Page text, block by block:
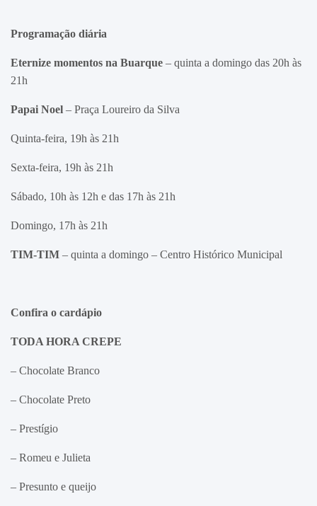
Programação diária
Eternize momentos na Buarque – quinta a domingo das 20h às
21h
Papai Noel – Praça Loureiro da Silva
Quinta-feira, 19h às 21h
Sexta-feira, 19h às 21h
Sábado, 10h às 12h e das 17h às 21h
Domingo, 17h às 21h
TIM-TIM – quinta a domingo – Centro Histórico Municipal
Confira o cardápio
TODA HORA CREPE
– Chocolate Branco
– Chocolate Preto
– Prestígio
– Romeu e Julieta
– Presunto e queijo